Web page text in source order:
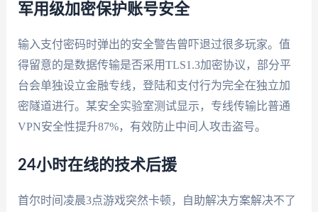
军用级加密保护账号安全
输入支付密码时弹出的安全警告曾吓退过很多玩家。值
得留意的是数据传输是否采用TLS1.3加密协议，部分平
台会单独设立金融专线，登陆和支付行为完全在独立加
密隧道进行。某安全实验室测试显示，专线传输比普通
VPN安全性提升87%，有效防止中间人攻击盗号。
24小时在线的技术后援
首尔时间凌晨3点游戏突然卡顿，自助解决方案解决不了